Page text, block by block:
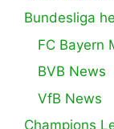
Bundesliga
FC Bayern
BVB News
VfB News
Champions